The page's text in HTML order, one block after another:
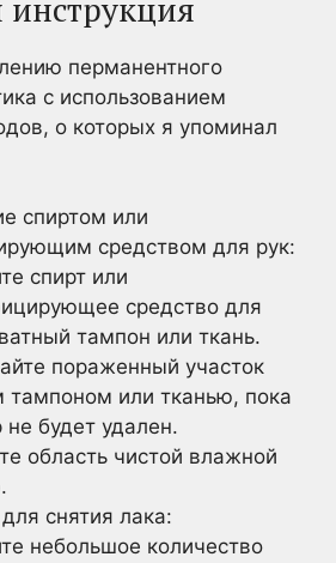
перманентного
с использованием
о которых я упоминал
спиртом или
средством для рук:
спирт или
средство для
тампон или ткань.
пораженный участок
тампоном или тканью, пока
не будет удален.
область чистой влажной
снятия лака:
небольшое количество